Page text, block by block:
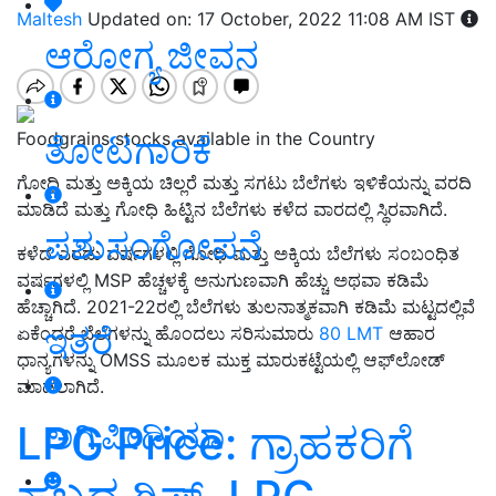
ಆರೋಗ್ಯ ಜೀವನ
ತೋಟಗಾರಿಕೆ
ಪಶುಸಂಗೋಪನೆ
ಇತರೆ
ಅಗ್ರಿಪೀಡಿಯಾ
Maltesh Updated on: 17 October, 2022 11:08 AM IST
Foodgrains stocks available in the Country
ಗೋಧಿ ಮತ್ತು ಅಕ್ಕಿಯ ಚಿಲ್ಲರೆ ಮತ್ತು ಸಗಟು ಬೆಲೆಗಳು ಇಳಿಕೆಯನ್ನು ವರದಿ
ಮಾಡಿದೆ ಮತ್ತು ಗೋಧಿ ಹಿಟ್ಟಿನ ಬೆಲೆಗಳು ಕಳೆದ ವಾರದಲ್ಲಿ ಸ್ಥಿರವಾಗಿದೆ.
ಕಳೆದ ಎರಡು ವರ್ಷಗಳಲ್ಲಿ ಗೋಧಿ ಮತ್ತು ಅಕ್ಕಿಯ ಬೆಲೆಗಳು ಸಂಬಂಧಿತ
ವರ್ಷಗಳಲ್ಲಿ MSP ಹೆಚ್ಚಳಕ್ಕೆ ಅನುಗುಣವಾಗಿ ಹೆಚ್ಚು ಅಥವಾ ಕಡಿಮೆ
ಹೆಚ್ಚಾಗಿದೆ. 2021-22ರಲ್ಲಿ ಬೆಲೆಗಳು ತುಲನಾತ್ಮಕವಾಗಿ ಕಡಿಮೆ ಮಟ್ಟದಲ್ಲಿವೆ
ಏಕೆಂದರೆ ಬೆಲೆಗಳನ್ನು ಹೊಂದಲು ಸರಿಸುಮಾರು 80 LMT ಆಹಾರ
ಧಾನ್ಯಗಳನ್ನು OMSS ಮೂಲಕ ಮುಕ್ತ ಮಾರುಕಟ್ಟೆಯಲ್ಲಿ ಆಫ್‌ಲೋಡ್
ಮಾಡಲಾಗಿದೆ.
LPG Price: ಗ್ರಾಹಕರಿಗೆ